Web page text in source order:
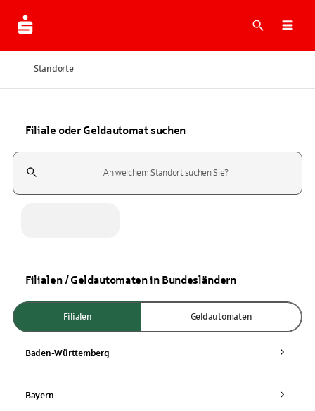
Suche
Standorte
Filiale oder Geldautomat suchen
Suchfeld
Filialen / Geldautomaten in Bundesländern
Filialen Geldautomaten
Baden-Württemberg
Bayern